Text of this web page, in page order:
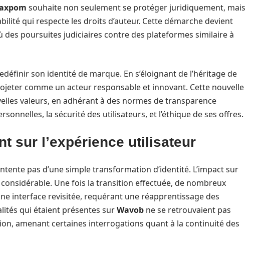
souhaite non seulement se protéger juridiquement, mais
qui respecte les droits d’auteur. Cette démarche devient
des poursuites judiciaires contre des plateformes similaire à
son identité de marque. En s’éloignant de l’héritage de
comme un acteur responsable et innovant. Cette nouvelle
valeurs, en adhérant à des normes de transparence
la sécurité des utilisateurs, et l’éthique de ses offres.
sur l’expérience utilisateur
pas d’une simple transformation d’identité. L’impact sur
Une fois la transition effectuée, de nombreux
interface revisitée, requérant une réapprentissage des
qui étaient présentes surWavob ne se retrouvaient pas
amenant certaines interrogations quant à la continuité des